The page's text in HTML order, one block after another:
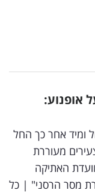
אופנוע:
ומיד אחר כך החל
מעוררת
האתיקה
מסר הרסני" | כל